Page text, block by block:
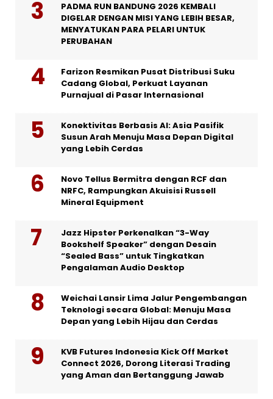
PADMA RUN BANDUNG 2026 KEMBALI
DIGELAR DENGAN MISI YANG LEBIH BESAR,
MENYATUKAN PARA PELARI UNTUK
PERUBAHAN
Farizon Resmikan Pusat Distribusi Suku
Cadang Global, Perkuat Layanan
Purnajual di Pasar Internasional
Konektivitas Berbasis AI: Asia Pasifik
Susun Arah Menuju Masa Depan Digital
yang Lebih Cerdas
Novo Tellus Bermitra dengan RCF dan
NRFC, Rampungkan Akuisisi Russell
Mineral Equipment
Jazz Hipster Perkenalkan “3-Way
Bookshelf Speaker” dengan Desain
“Sealed Bass” untuk Tingkatkan
Pengalaman Audio Desktop
Weichai Lansir Lima Jalur Pengembangan
Teknologi secara Global: Menuju Masa
Depan yang Lebih Hijau dan Cerdas
KVB Futures Indonesia Kick Off Market
Connect 2026, Dorong Literasi Trading
yang Aman dan Bertanggung Jawab